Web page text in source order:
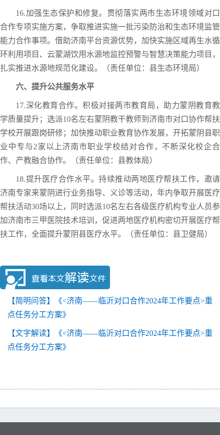
16.加强生态保护和修复。贯彻落实两市生态环境领域对口
合作专项实施方案，争取推进实施一批污染防治和生态环境监管
能力合作事项。借助济南平台资源优势，加快实施区域再生水循
环利用项目、云蒙湖饮用水源地监控预警与智慧决策能力项目，
扎实推进水源地规范化建设。（责任单位：县生态环境局）
六、提升公共服务水平
17.深化教育合作。积极对接两市教育局，助力蒙阴教育教
学质量提升；选派10名左右蒙阴教干教师到济南市对口协作帮扶
学校开展跟岗研修；加快推动职业教育协作发展，开拓蒙阴县职
业中专与2家以上济南市职业学校结对合作，不断深化校企合
作、产教融合协作。（责任单位：县教体局）
18.提升医疗合作水平。持续推动两地医疗帮扶工作，邀请
济南专家来蒙阴进行业务指导、义诊等活动，年内争取开展医疗
帮扶活动30场以上，同时选派10名左右各级医疗机构专业人员参
加济南市三甲医院技术培训，促进两地医疗机构密切开展医疗帮
扶工作，全面提升蒙阴县医疗水平。（责任单位：县卫健局）
【简明问答】《<济南——临沂对口合作2024年工作要点>重
点任务分工方案》
【文字解读】《<济南——临沂对口合作2024年工作要点>重
点任务分工方案》